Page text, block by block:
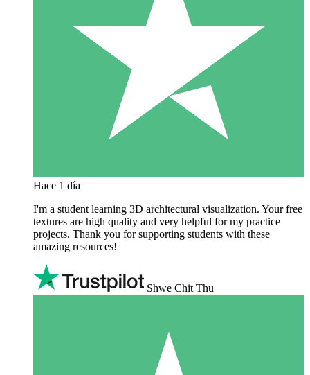
Hace 1 día
I'm a student learning 3D architectural visualization. Your free
textures are high quality and very helpful for my practice
projects. Thank you for supporting students with these
amazing resources!
Shwe Chit Thu